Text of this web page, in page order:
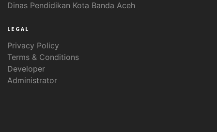
Dinas Pendidikan Kota Banda Aceh
LEGAL
Privacy Policy
Terms & Conditions
Developer
Administrator